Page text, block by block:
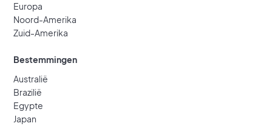
Europa
Noord-Amerika
Zuid-Amerika
Bestemmingen
Australië
Brazilië
Egypte
Japan